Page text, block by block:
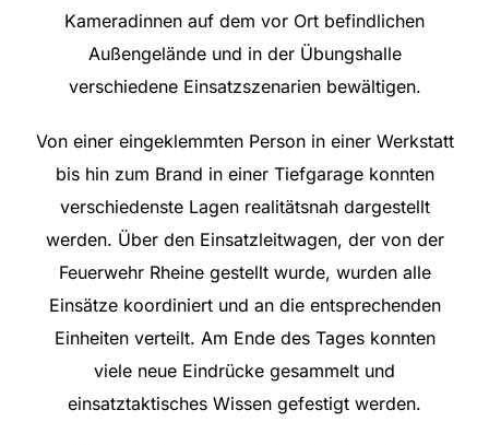
Kameradinnen auf dem vor Ort befindlichen
Außengelände und in der Übungshalle
verschiedene Einsatzszenarien bewältigen.
Von einer eingeklemmten Person in einer Werkstatt
bis hin zum Brand in einer Tiefgarage konnten
verschiedenste Lagen realitätsnah dargestellt
werden. Über den Einsatzleitwagen, der von der
Feuerwehr Rheine gestellt wurde, wurden alle
Einsätze koordiniert und an die entsprechenden
Einheiten verteilt. Am Ende des Tages konnten
viele neue Eindrücke gesammelt und
einsatztaktisches Wissen gefestigt werden.